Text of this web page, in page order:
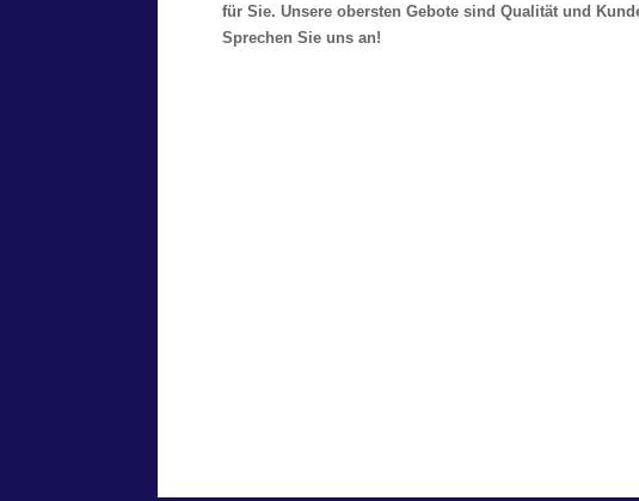
für Sie. Unsere obersten Gebote sind Qualität und
Sprechen Sie uns an!